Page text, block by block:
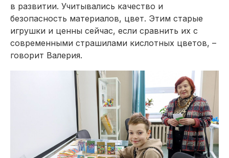
в развитии. Учитывались качество и
безопасность материалов, цвет. Этим старые
игрушки и ценны сейчас, если сравнить их с
современными страшилами кислотных цветов, –
говорит Валерия.